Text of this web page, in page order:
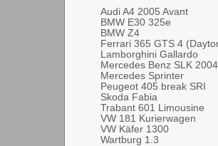
Audi A4 2005 Avant
BMW E30 325e
BMW Z4
Ferrari 365 GTS 4
Lamborghini Gallardo
Mercedes Benz SLK
Mercedes Sprinter
Peugeot 405 break SRI
Skoda Fabia
Trabant 601 Limousine
VW 181 Kurierwagen
VW Käfer 1300
Wartburg 1.3